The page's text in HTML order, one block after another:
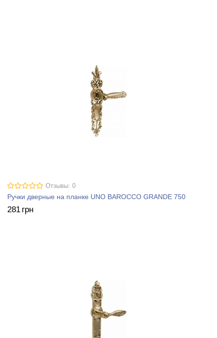
Отзывы: 0
Ручки дверные на планке UNO BAROCCO GRANDE 750
281 грн